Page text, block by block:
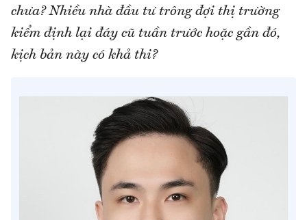
chưa? Nhiều nhà đầu tư trông đợi thị trường
kiểm định lại đáy cũ tuần trước hoặc gần đó,
kịch bản này có khả thi?